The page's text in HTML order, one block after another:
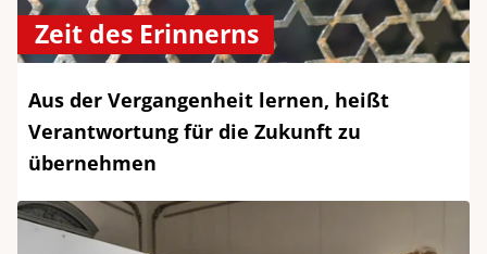
Zeit des Erinnerns
Aus der Vergangenheit lernen, heißt
Verantwortung für die Zukunft zu
übernehmen